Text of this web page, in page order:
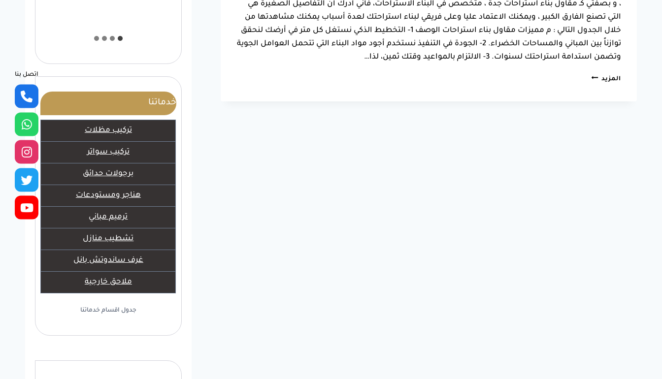
، و بصفتي كـ مقاول بناء استراحات جدة ، متخصص في البناء الاستراحات، فأني أدرك أن التفاصيل الصغيرة هي
التي تصنع الفارق الكبير ، ويمكنك الاعتماد عليا وعلى فريقي لبناء استراحتك لعدة أسباب يمكنك مشاهدتها من
خلال الجدول التالي : م مميزات مقاول بناء استراحات الوصف 1- ​التخطيط الذكي نستغل كل متر في أرضك لنحقق
توازناً بين المباني والمساحات الخضراء. 2- ​الجودة في التنفيذ نستخدم أجود مواد البناء التي تتحمل العوامل الجوية
وتضمن استدامة استراحتك لسنوات. 3- ​الالتزام بالمواعيد وقتك ثمين، لذا…
المزيد مقاول
خدماتنا
تركيب مظلات
تركيب سواتر
برجولات حدائق
هناجر ومستودعات
ترميم مباني
تشطيب منازل
غرف ساندوتش بانل
ملاحق خارجية
جدول اقسام خدماتنا
اتصل بنا